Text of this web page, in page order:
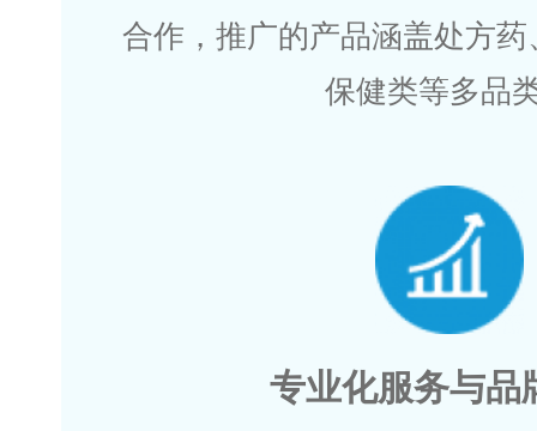
合作，推广的产品涵盖处方
保健类等多品
专业化服务与品